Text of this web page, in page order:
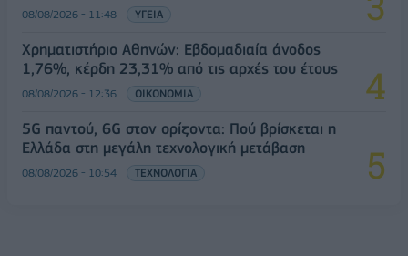
08/08/2026 - 11:48 ΥΓΕΙΑ
Χρηματιστήριο Αθηνών: Εβδομαδιαία άνοδος
1,76%, κέρδη 23,31% από τις αρχές του έτους
08/08/2026 - 12:36 ΟΙΚΟΝΟΜΙΑ
5G παντού, 6G στον ορίζοντα: Πού βρίσκεται η
Ελλάδα στη μεγάλη τεχνολογική μετάβαση
08/08/2026 - 10:54 ΤΕΧΝΟΛΟΓΙΑ